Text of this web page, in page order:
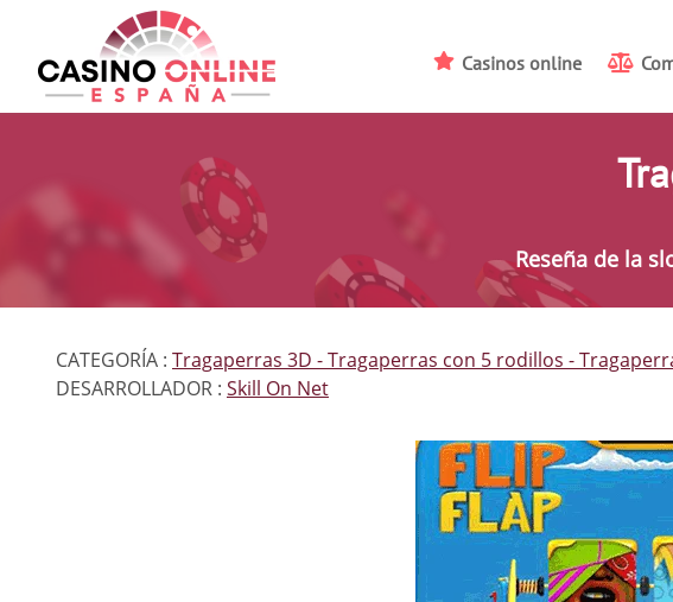
Casinos online
Reseña de la
CATEGORÍA : Tragaperras 3D Tragaperras con 5 rodillos
DESARROLLADOR : Skill On Net